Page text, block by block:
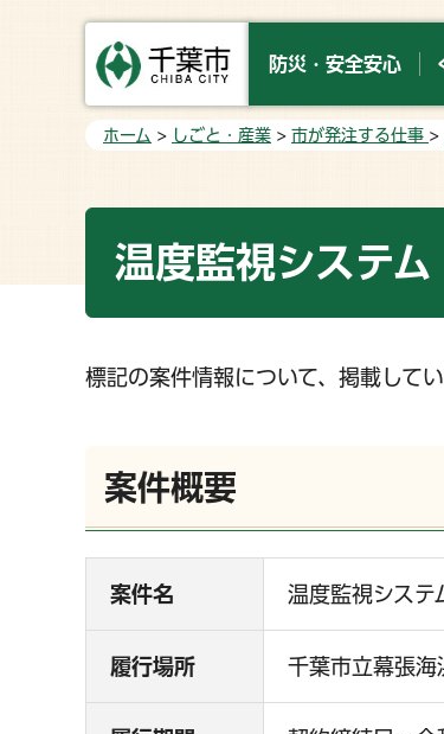
防災・安全安心
ホーム > しごと・産業 > 市が発注する仕事 >
温度監視システム
標記の案件情報について、掲載してい
案件概要
案件名 温度監視システ
履行場所 千葉市立幕張海